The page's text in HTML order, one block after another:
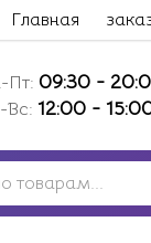
Главная
Пт: 09:30 -
Вс: 12:00 -